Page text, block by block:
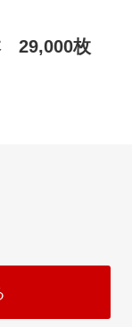
29,000枚